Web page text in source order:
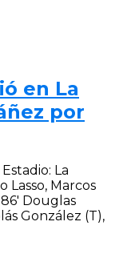
en La
por
La
Lasso, Marcos
Douglas
González (T),